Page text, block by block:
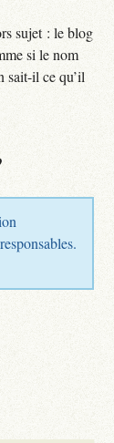
sujet : le blog
si le nom
sait-il ce qu’il